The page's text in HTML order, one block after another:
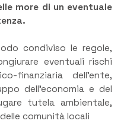
more di un eventuale
condiviso le regole,
eventuali rischi
finanziaria dell’ente,
dell’economia e del
tutela ambientale,
comunità locali